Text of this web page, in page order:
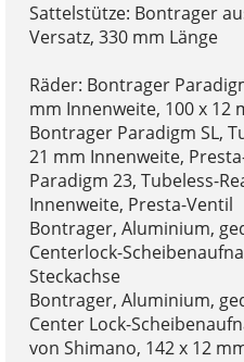
Sattelstütze: Bontrager
Versatz, 330 mm Länge
Räder: Bontrager
mm Innenweite, 100 x 12
Bontrager Paradigm SL,
21 mm Innenweite,
Paradigm 23, Tubeless-
Innenweite, Presta-Ventil
Bontrager, Aluminium,
Centerlock-
Steckachse
Bontrager, Aluminium,
Center Lock-
von Shimano, 142 x 12